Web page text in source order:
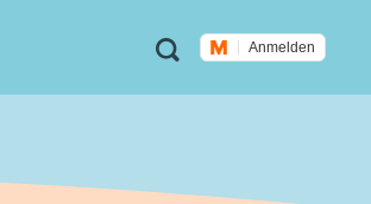
Meta
Navigation
Suche Anmelden